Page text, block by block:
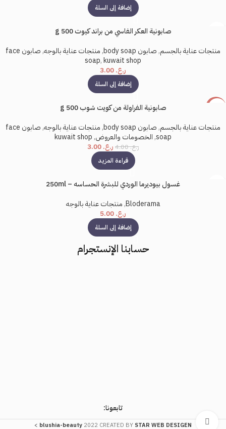
اضغط للتكبير
إضافة إلى السلة
صابونية العكر الفاسي من براند كيوت 500 g
منتجات عناية بالجسم,صابون body soap ,منتجات عناية بالوجه,
صابون face
soap,kuwait shop
ر.ع.
إضافة إلى السلة
بيعت كل
ها
صابونية الفراولة من كويت شوب 500 g
منتجات عناية بالجسم,صابون body soap ,منتجات عناية بالوجه,
صابون face
soap
,الخصومات والعروض,
kuwait shop
ر.ع.4.00 ر.ع.
قراءة المزيد
غسول بيوديرما الوردي للبشرة الحساسه – 250ml
Bloderama
,منتجات عناية بالوجه
ر.ع.
إضافة إلى السلة
حسابنا الإنستجرام
تابعونا:
blushia-beauty 2022 CREATED BY STAR WEB DESIGEN
>